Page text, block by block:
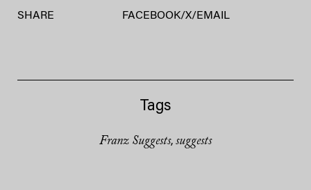
SHARE FACEBOOK/X/ EMAIL
Tags
Franz Suggests, suggests